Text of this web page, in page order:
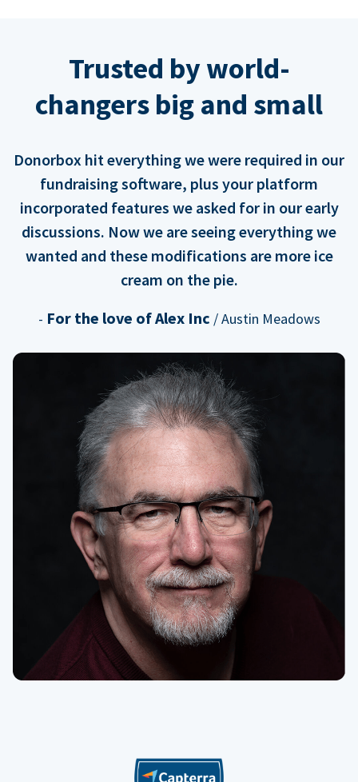
Trusted by world-
changers big and small
Donorbox hit everything we were required in our
fundraising software, plus your platform
incorporated features we asked for in our early
discussions. Now we are seeing everything we
wanted and these modifications are more ice
cream on the pie.
- For the love of Alex Inc / Austin Meadows